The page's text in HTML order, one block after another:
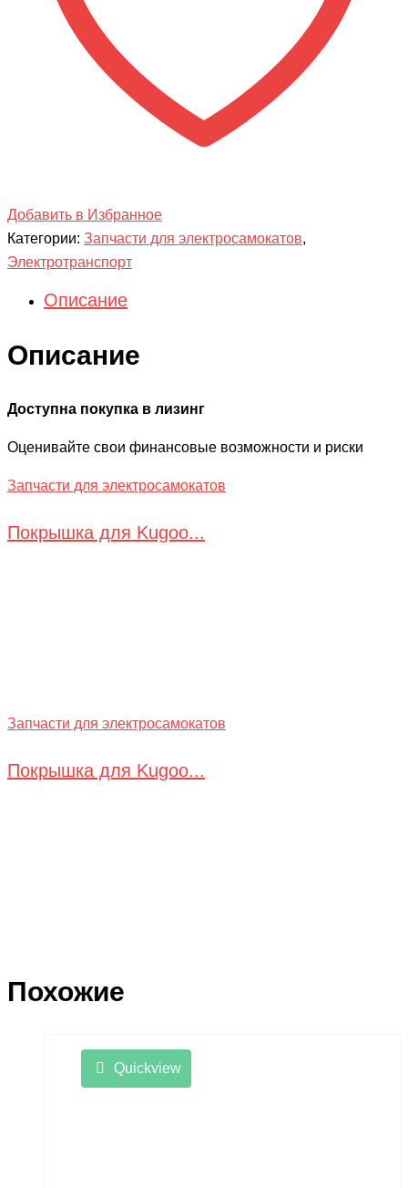
Добавить в Избранное
Категории: Запчасти для электросамокатов,
Электротранспорт
Описание
Описание
Доступна покупка в лизинг
Оценивайте свои финансовые возможности и риски
Запчасти для электросамокатов
Покрышка для Kugoo...
Запчасти для электросамокатов
Покрышка для Kugoo...
Похожие
Quickview